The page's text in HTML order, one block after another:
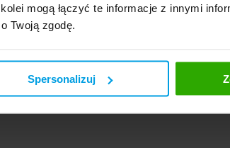
mogą łączyć te informacje z innymi
Twoją zgodę.
Spersonalizuj